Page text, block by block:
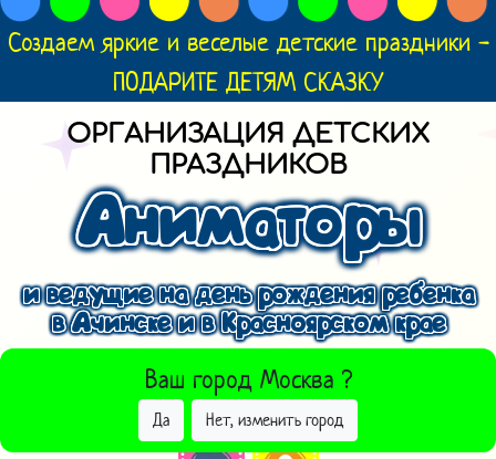
Создаем яркие и веселые детские праздники -
ПОДАРИТЕ ДЕТЯМ СКАЗКУ
ОРГАНИЗАЦИЯ ДЕТСКИХ
ПРАЗДНИКОВ
Аниматоры
и ведущие на день рождения ребенка
в Ачинске и в Красноярском крае
Ваш город Москва ?
Да Нет, изменить город
ВЫБРАТЬ ДРУГОЙ ГОРОД